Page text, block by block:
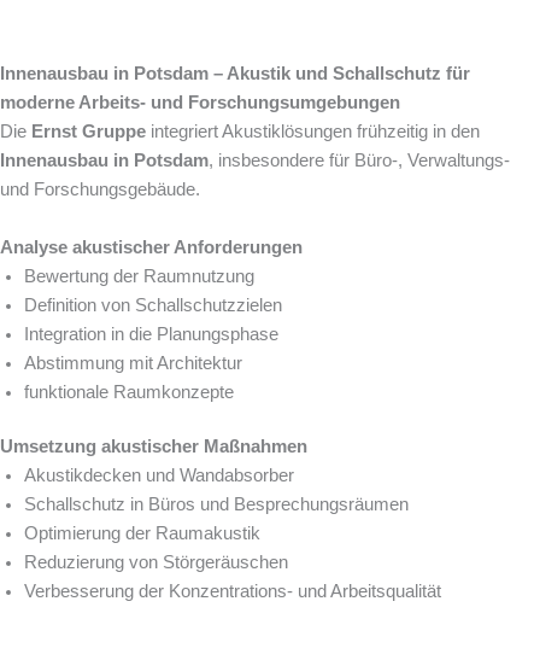
Innenausbau in Potsdam – Akustik und Schallschutz für
moderne Arbeits- und Forschungsumgebungen
Die Ernst Gruppe integriert Akustiklösungen frühzeitig in den
Innenausbau in Potsdam, insbesondere für Büro-, Verwaltungs-
und Forschungsgebäude.
Analyse akustischer Anforderungen
Bewertung der Raumnutzung
Definition von Schallschutzzielen
Integration in die Planungsphase
Abstimmung mit Architektur
funktionale Raumkonzepte
Umsetzung akustischer Maßnahmen
Akustikdecken und Wandabsorber
Schallschutz in Büros und Besprechungsräumen
Optimierung der Raumakustik
Reduzierung von Störgeräuschen
Verbesserung der Konzentrations- und Arbeitsqualität